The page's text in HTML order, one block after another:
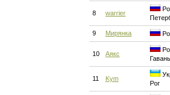
8 warrier
9 Мирянка
10 Аякс
Гавань
11 Kym
Рог